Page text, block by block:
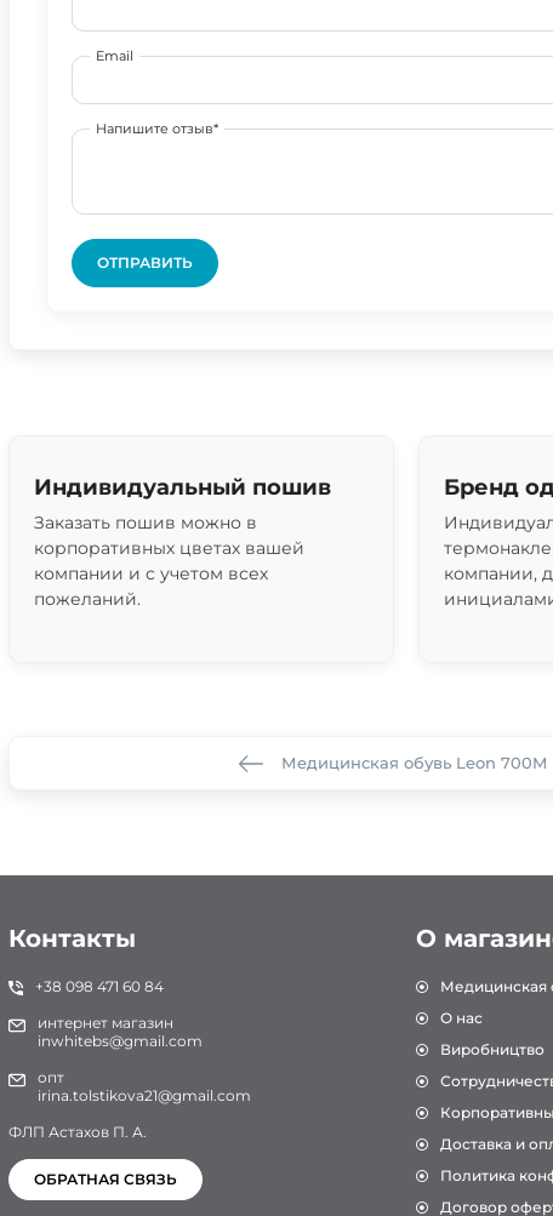
Email
Напишите отзыв*
ОТПРАВИТЬ
Индивидуальный пошив
Заказать пошив можно в
корпоративных цветах вашей
компании и с учетом всех
пожеланий.
Бренд
компании,
Медицинская обувь Leon 700M
Контакты
+38 098 471 60 84
интернет магазин
inwhitebs@gmail.com
опт
irina.tolstikova21@gmail.com
ФЛП Астахов П. А.
ОБРАТНАЯ СВЯЗЬ
О
Медицинская
О нас
Виробництво
Доставка и
Политика
Договор